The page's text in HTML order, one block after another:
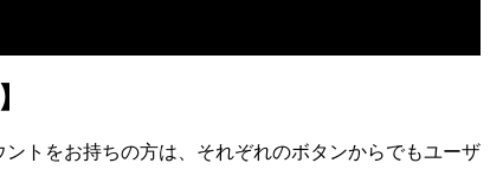
トをお持ちの方は、それぞれのボタンからでもユーザ